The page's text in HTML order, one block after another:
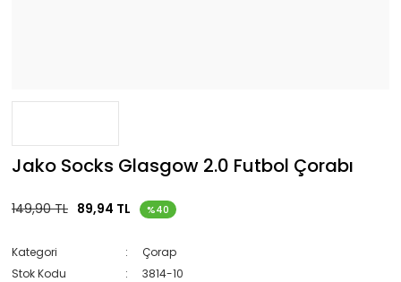
Jako Socks Glasgow 2.0 Futbol Çorabı
149,90 TL 89,94 TL %40
Kategori
Çorap
Stok Kodu
3814-10